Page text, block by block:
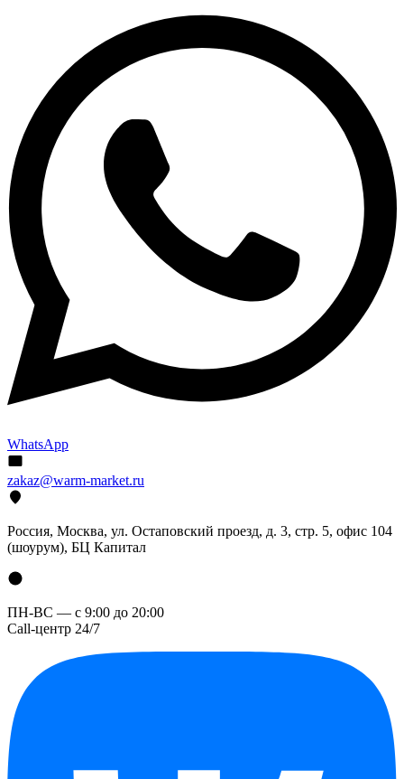
WhatsApp
zakaz@warm-market.ru
Россия, Москва, ул. Остаповский проезд, д. 3, стр. 5, офис 104
(шоурум), БЦ Капитал
ПН-ВС — с 9:00 до 20:00
Call-центр 24/7